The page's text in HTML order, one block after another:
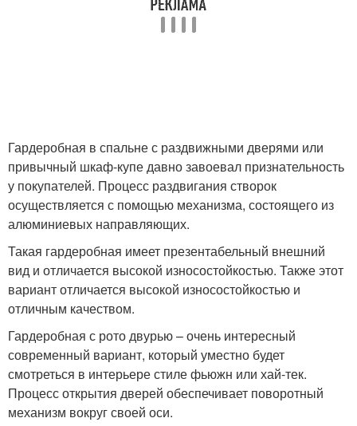
Гардеробная в спальне с раздвижными дверями или
привычный шкаф-купе давно завоевал признательность
у покупателей. Процесс раздвигания створок
осуществляется с помощью механизма, состоящего из
алюминиевых направляющих.
Такая гардеробная имеет презентабельный внешний
вид и отличается высокой износостойкостью. Также этот
вариант отличается высокой износостойкостью и
отличным качеством.
Гардеробная с рото двурью – очень интересный
современный вариант, который уместно будет
смотреться в интерьере стиле фьюжн или хай-тек.
Процесс открытия дверей обеспечивает поворотный
механизм вокруг своей оси.